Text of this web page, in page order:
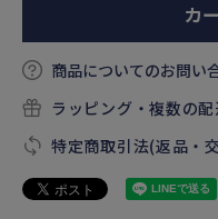
カ
商品についてのお問い
ラッピング・複数の
特定商取引法(返品・